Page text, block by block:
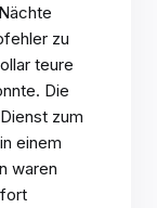
zu
teure
Die
zum
einem
waren